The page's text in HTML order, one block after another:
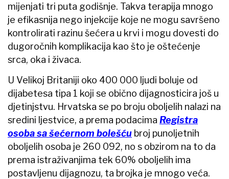
mijenjati tri puta godišnje. Takva terapija mnogo
je efikasnija nego injekcije koje ne mogu savršeno
kontrolirati razinu šećera u krvi i mogu dovesti do
dugoročnih komplikacija kao što je oštećenje
srca, oka i živaca.
U Velikoj Britaniji oko 400 000 ljudi boluje od
dijabetesa tipa 1 koji se obično dijagnosticira još u
djetinjstvu. Hrvatska se po broju oboljelih nalazi na
sredini ljestvice, a prema podacima Registra
osoba sa šećernom bolešću broj punoljetnih
oboljelih osoba je 260 092, no s obzirom na to da
prema istraživanjima tek 60% oboljelih ima
postavljenu dijagnozu, ta brojka je mnogo veća.